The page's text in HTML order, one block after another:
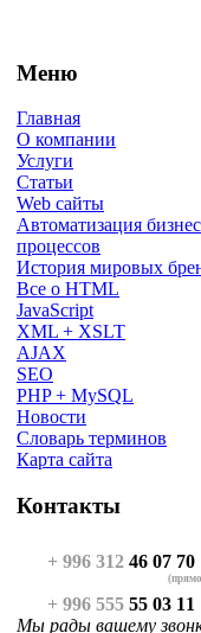
Меню
Главная
О компании
Услуги
Статьи
Web сайты
Автоматизация
процессов
История мировых
Все о HTML
JavaScript
XML + XSLT
AJAX
SEO
PHP + MySQL
Новости
Словарь терминов
Карта сайта
Контакты
+ 996 312 46 07 70
+ 996 555 55 03 11
Мы рады вашему